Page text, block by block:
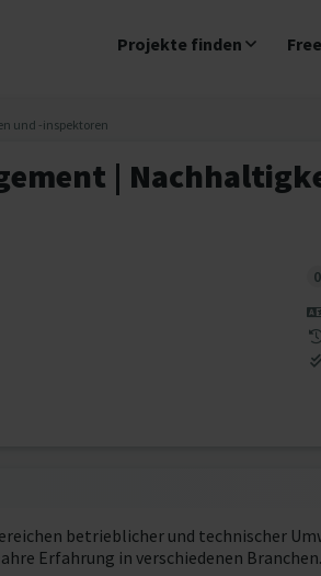
Projekte finden
und -inspektoren
|
0
betrieblicher und technischer
Erfahrung in verschiedenen Branchen.